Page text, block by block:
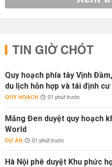
TIN GIỜ CHÓT
Quy hoạch phía tây Vịnh
du lịch hỗn hợp và tái định cư
QUY HOẠCH 01 phút trước
Măng Đen duyệt quy hoạch
World
DỰ ÁN 01 phút trước
Hà Nội phê duyệt Khu phức